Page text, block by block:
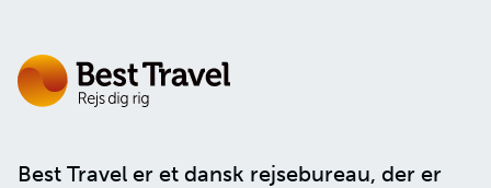
Best Travel er et dansk rejsebureau, der er